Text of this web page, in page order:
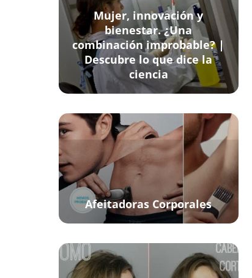
Mujer, innovación y
bienestar. ¿Una
combinación improbable? |
Descubre lo que dice la
ciencia
Afeitadoras Corporales